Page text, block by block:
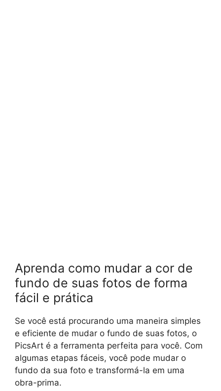
Aprenda como mudar a cor de
fundo de suas fotos de forma
fácil e prática
Se você está procurando uma maneira simples
e eficiente de mudar o fundo de suas fotos, o
PicsArt é a ferramenta perfeita para você. Com
algumas etapas fáceis, você pode mudar o
fundo da sua foto e transformá-la em uma
obra-prima.